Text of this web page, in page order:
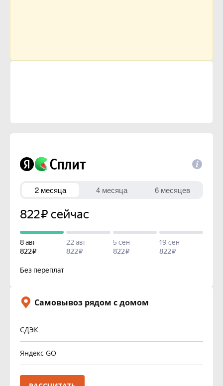
Самовывоз рядом с домом
СДЭК
Яндекс GO